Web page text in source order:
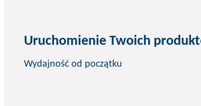
Uruchomienie Twoich
Wydajność od początku